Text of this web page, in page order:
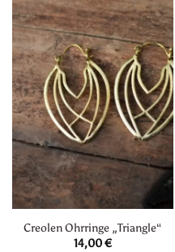
Creolen Ohrringe „Triangle“
14,00€